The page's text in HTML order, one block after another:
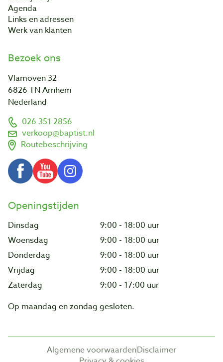
Agenda
Links en adressen
Werk van klanten
Bezoek ons
Vlamoven 32
6826 TN Arnhem
Nederland
026 351 2856
verkoop@baptist.nl
Routebeschrijving
Openingstijden
Dinsdag
9:00 - 18:00 uur
Woensdag
9:00 - 18:00 uur
Donderdag
9:00 - 18:00 uur
Vrijdag
9:00 - 18:00 uur
Zaterdag
9:00 - 17:00 uur
Op maandag en zondag gesloten.
Algemene voorwaardenDisclaimer